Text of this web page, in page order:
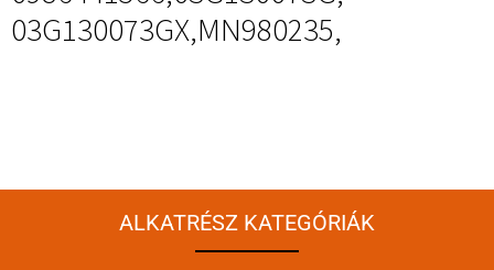
03G130073GX,MN980235,
ALKATRÉSZ KATEGÓRIÁK